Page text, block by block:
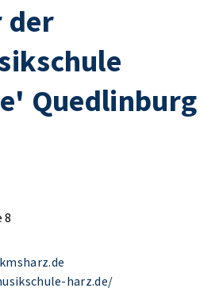
der
Quedlinburg
8
harz.de/